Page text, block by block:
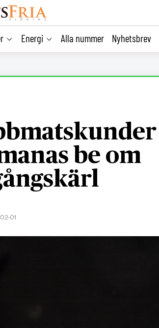
Energi Alla nummer Nyhetsbrev
be om
01